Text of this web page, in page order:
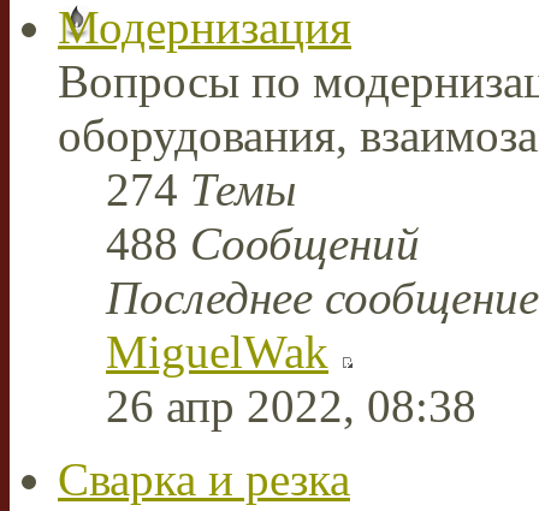
Модернизация
Вопросы по
оборудования,
274 Темы
488 Сообщений
Последнее сообщение
MiguelWak
26 апр 2022, 08:38
Сварка и резка